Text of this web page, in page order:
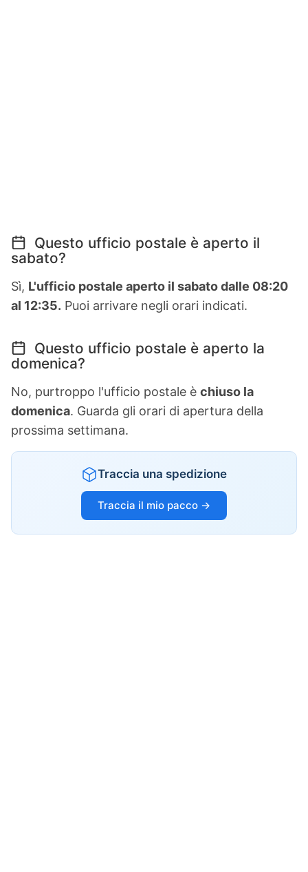
Questo ufficio postale è aperto il
sabato?
Sì, L'ufficio postale aperto il sabato dalle 08:20
al 12:35. Puoi arrivare negli orari indicati.
Questo ufficio postale è aperto la
domenica?
No, purtroppo l'ufficio postale è chiuso la
domenica. Guarda gli orari di apertura della
prossima settimana.
Traccia una spedizione
Traccia il mio pacco →